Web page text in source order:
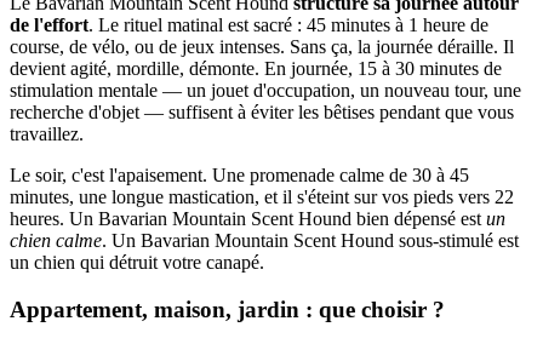
de l'effort. Le rituel matinal est sacré : 45 minutes à 1 heure de
course, de vélo, ou de jeux intenses. Sans ça, la journée déraille. Il
devient agité, mordille, démonte. En journée, 15 à 30 minutes de
stimulation mentale — un jouet d'occupation, un nouveau tour, une
recherche d'objet — suffisent à éviter les bêtises pendant que vous
travaillez.
Le soir, c'est l'apaisement. Une promenade calme de 30 à 45
minutes, une longue mastication, et il s'éteint sur vos pieds vers 22
heures. Un Bavarian Mountain Scent Hound bien dépensé est un
chien calme. Un Bavarian Mountain Scent Hound sous-stimulé est
un chien qui détruit votre canapé.
Appartement, maison, jardin : que choisir ?